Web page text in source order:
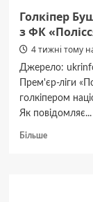
Голкіпер
з ФК
4 тижні тому
Джерело:
Прем'єр-ліги
голкіпером
Як повідомляє...
БільшеДокладніше